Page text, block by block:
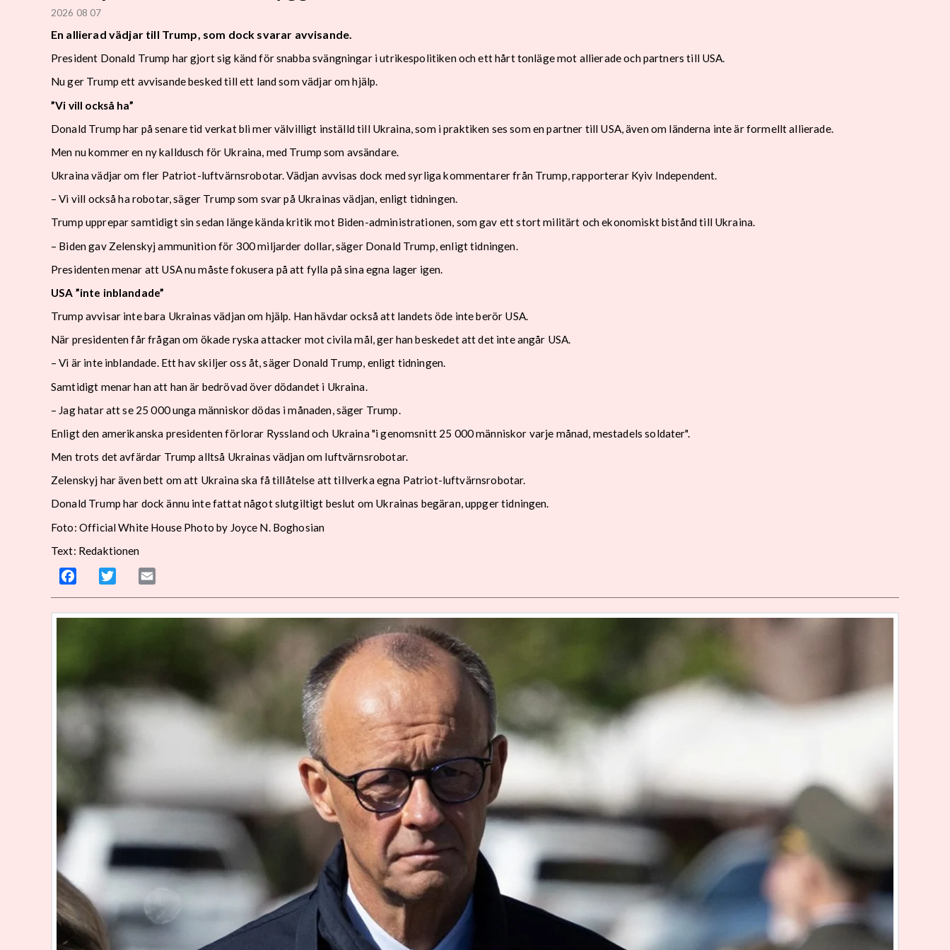
2026 08 07
En allierad vädjar till Trump, som dock svarar avvisande.
President Donald Trump har gjort sig känd för snabba svängningar i utrikespolitiken och ett hårt tonläge mot allierade och partners till USA.
Nu ger Trump ett avvisande besked till ett land som vädjar om hjälp.
”Vi vill också ha”
Donald Trump har på senare tid verkat bli mer välvilligt inställd till Ukraina, som i praktiken ses som en partner till USA, även om länderna inte är formellt allierade.
Men nu kommer en ny kalldusch för Ukraina, med Trump som avsändare.
Ukraina vädjar om fler Patriot-luftvärnsrobotar. Vädjan avvisas dock med syrliga kommentarer från Trump, rapporterar Kyiv Independent.
– Vi vill också ha robotar, säger Trump som svar på Ukrainas vädjan, enligt tidningen.
Trump upprepar samtidigt sin sedan länge kända kritik mot Biden-administrationen, som gav ett stort militärt och ekonomiskt bistånd till Ukraina.
– Biden gav Zelenskyj ammunition för 300 miljarder dollar, säger Donald Trump, enligt tidningen.
Presidenten menar att USA nu måste fokusera på att fylla på sina egna lager igen.
USA ”inte inblandade”
Trump avvisar inte bara Ukrainas vädjan om hjälp. Han hävdar också att landets öde inte berör USA.
När presidenten får frågan om ökade ryska attacker mot civila mål, ger han beskedet att det inte angår USA.
– Vi är inte inblandade. Ett hav skiljer oss åt, säger Donald Trump, enligt tidningen.
Samtidigt menar han att han är bedrövad över dödandet i Ukraina.
– Jag hatar att se 25 000 unga människor dödas i månaden, säger Trump.
Enligt den amerikanska presidenten förlorar Ryssland och Ukraina "i genomsnitt 25 000 människor varje månad, mestadels soldater".
Men trots det avfärdar Trump alltså Ukrainas vädjan om luftvärnsrobotar.
Zelenskyj har även bett om att Ukraina ska få tillåtelse att tillverka egna Patriot-luftvärnsrobotar.
Donald Trump har dock ännu inte fattat något slutgiltigt beslut om Ukrainas begäran, uppger tidningen.
Foto: Official White House Photo by Joyce N. Boghosian
Text: Redaktionen
Facebook Twitter